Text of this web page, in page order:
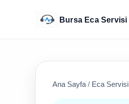
Bursa Eca Servisi
Ana Sayfa / Eca Servisi